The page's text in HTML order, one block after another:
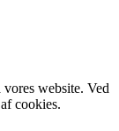
website. Ved
cookies.